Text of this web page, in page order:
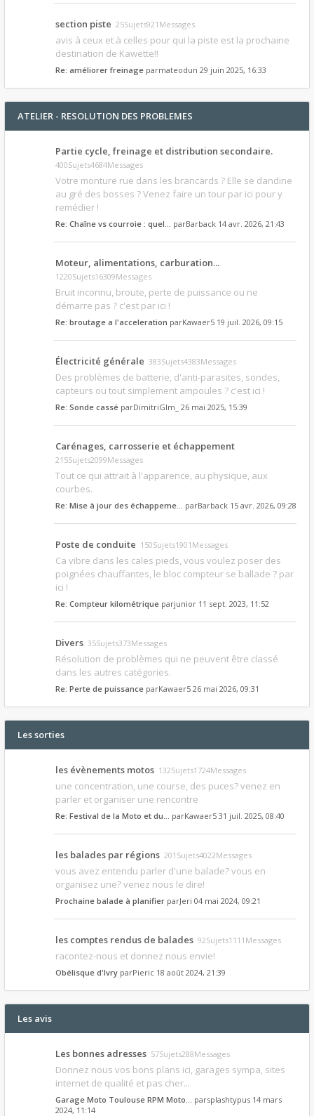
section piste 25Sujets921Messages
avis à ceux et à celles pour qui la piste est la prochaine
destination de Kawette!!
Re: améliorer freinage parmateodun 29 juin 2025, 16:33
ATELIER - RESOLUTION DES PROBLEMES
Partie cycle, freinage et distribution secondaire.
400Sujets4684Messages
Votre monture rue dans les brancards ? Elle se dandine
au gré des bosses ? Venez faire un tour par ici pour y
remédier !
Re: Chaîne vs courroie : quel… parBarback 14 avr. 2026, 21:43
Moteur, alimentations, carburation...
1220Sujets16309Messages
Bruit inconnu, broute, perte de puissance ou ne
démarre pas ? c'est par ici !
Re: broutage a l'acceleration parKawaer5 19 juil. 2026, 09:15
Électricité générale 383Sujets4383Messages
Des problèmes de batterie, d'anti-parasites, sondes,
capteurs ou tout simplement ampoules ? c'est ici !
Re: Sonde cassé parDimitriGlm_ 26 mai 2025, 15:39
Carénages, carrosserie et échappement
215Sujets2099Messages
Tout ce qui attrait à l'apparence, au physique, aux
courbes.
Re: Mise à jour des échappeme… parBarback 15 avr. 2026, 09:28
Poste de conduite 150Sujets1901Messages
Ca vibre dans les cales pieds, vous voulez poser des
poignées chauffantes, le bloc compteur se ballade ? par
ici !
Re: Compteur kilométrique parjunior 11 sept. 2023, 11:52
Divers 35Sujets373Messages
Résolution de problèmes qui ne peuvent être classé
dans les autres catégories.
Re: Perte de puissance parKawaer5 26 mai 2026, 09:31
Les sorties
les évènements motos 132Sujets1724Messages
une concentration, une course, des puces? venez en
parler et organiser une rencontre
Re: Festival de la Moto et du… parKawaer5 31 juil. 2025, 08:40
les balades par régions 201Sujets4022Messages
vous avez entendu parler d'une balade? vous en
organisez une? venez nous le dire!
Prochaine balade à planifier parJeri 04 mai 2024, 09:21
les comptes rendus de balades 92Sujets1111Messages
racontez-nous et donnez nous envie!
Obélisque d'Ivry parPieric 18 août 2024, 21:39
Les avis
Les bonnes adresses 57Sujets288Messages
Donnez nous vos bons plans ici, garages sympa, sites
internet de qualité et pas cher...
Garage Moto Toulouse RPM Moto… parsplashtypus 14 mars
2024, 11:14